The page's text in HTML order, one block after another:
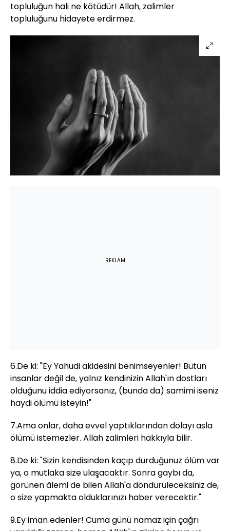
topluluğun hali ne kötüdür! Allah, zalimler
topluluğunu hidayete erdirmez.
REKLAM
6.De ki: "Ey Yahudi akidesini benimseyenler! Bütün
insanlar değil de, yalnız kendinizin Allah'ın dostları
olduğunu iddia ediyorsanız, (bunda da) samimi iseniz
haydi ölümü isteyin!"
7.Ama onlar, daha evvel yaptıklarından dolayı asla
ölümü istemezler. Allah zalimleri hakkıyla bilir.
8.De ki: "Sizin kendisinden kaçıp durduğunuz ölüm var
ya, o mutlaka size ulaşacaktır. Sonra gaybı da,
görünen âlemi de bilen Allah'a döndürüleceksiniz de,
o size yapmakta olduklarınızı haber verecektir."
9.Ey iman edenler! Cuma günü namaz için çağrı